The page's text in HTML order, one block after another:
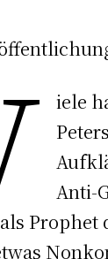
iele
Anti-
Prophet